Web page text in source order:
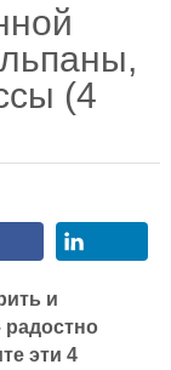
(4
и
радостно
эти 4